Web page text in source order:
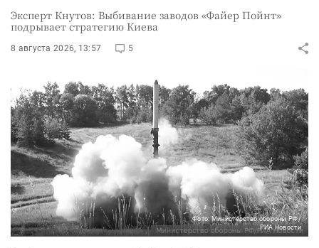
Эксперт Кнутов: Выбивание заводов «Файер Пойнт»
подрывает стратегию Киева
8 августа 2026, 13:57 5
Фото: Министерство обороны РФ/
РИА Новости